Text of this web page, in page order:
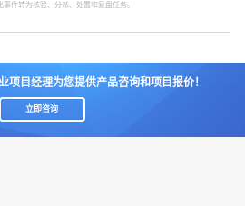
事件转为核验、分派、处置和复盘任务。
项目经理为您提供产品咨询和项目报价！
立即咨询